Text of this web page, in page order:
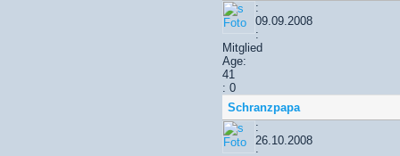
:
09.09.2008
:
Mitglied
Age:
41
: 0
Schranzpapa
:
26.10.2008